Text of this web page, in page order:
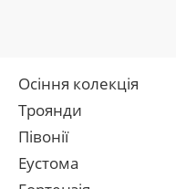
Осіння колекція
Троянди
Півонії
Еустома